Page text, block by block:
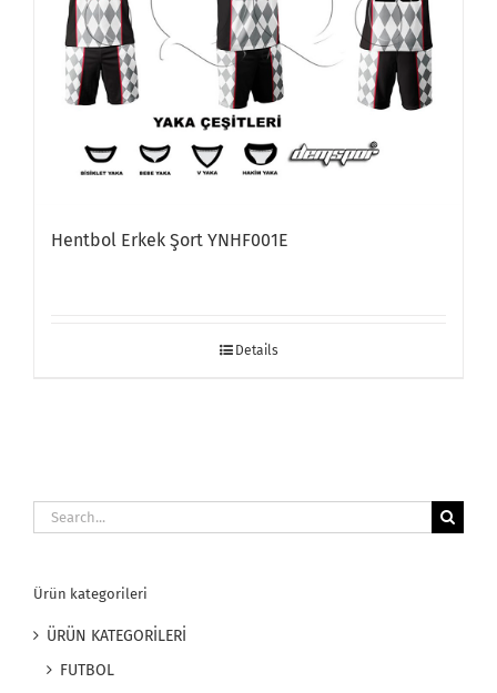
Hentbol Erkek Şort YNHF001E
Details
Search
for:
Ürün kategorileri
ÜRÜN KATEGORİLERİ
FUTBOL